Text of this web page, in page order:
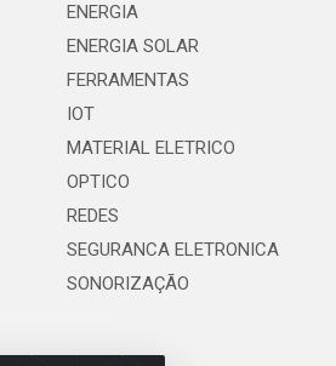
ENERGIA
ENERGIA SOLAR
FERRAMENTAS
IOT
MATERIAL ELETRICO
OPTICO
REDES
SEGURANCA ELETRONICA
SONORIZAÇÃO